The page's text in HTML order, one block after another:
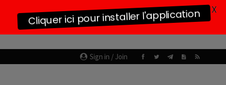
Sign in / Join
Cliquer ici pour installer l'application
X